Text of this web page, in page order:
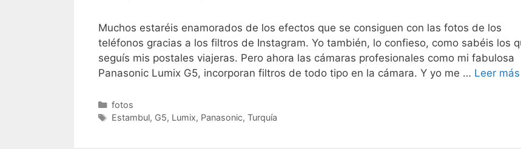
Muchos estaréis enamorados de los efectos que se consiguen con las fotos de los
teléfonos gracias a los filtros de Instagram. Yo también, lo confieso, como sabéis los
seguís mis postales viajeras. Pero ahora las cámaras profesionales como mi fabulosa
Panasonic Lumix G5, incorporan filtros de todo tipo en la cámara. Y yo me … Leer más
Categorías
fotos
Etiquetas
Estambul, G5, Lumix, Panasonic, Turquía